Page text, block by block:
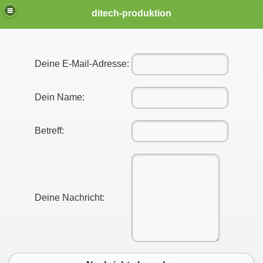
ditech-produktion
Deine E-Mail-Adresse:
Dein Name:
Betreff:
Deine Nachricht: